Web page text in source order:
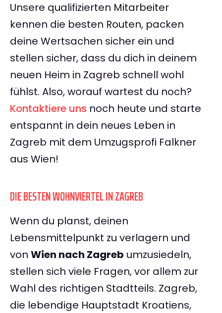
Unsere qualifizierten Mitarbeiter
kennen die besten Routen, packen
deine Wertsachen sicher ein und
stellen sicher, dass du dich in deinem
neuen Heim in Zagreb schnell wohl
fühlst. Also, worauf wartest du noch?
Kontaktiere uns noch heute und starte
entspannt in dein neues Leben in
Zagreb mit dem Umzugsprofi Falkner
aus Wien!
DIE BESTEN WOHNVIERTEL IN ZAGREB
Wenn du planst, deinen
Lebensmittelpunkt zu verlagern und
von Wien nach Zagreb umzusiedeln,
stellen sich viele Fragen, vor allem zur
Wahl des richtigen Stadtteils. Zagreb,
die lebendige Hauptstadt Kroatiens,